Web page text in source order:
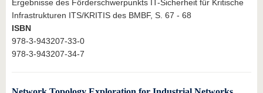
Ergebnisse des Förderschwerpunkts IT-Sicherheit für Kritische
Infrastrukturen ITS/KRITIS des BMBF, S. 67 - 68
ISBN
978-3-943207-33-0
978-3-943207-34-7